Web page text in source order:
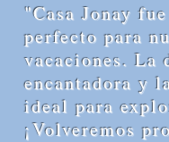
"Casa Jonay
perfecto para
vacaciones. La
encantadora y
ideal para
¡Volveremos